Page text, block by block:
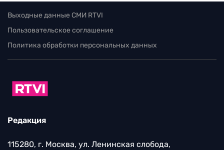
Выходные данные СМИ RTVI
Пользовательское соглашение
Политика обработки персональных данных
Редакция
115280, г. Москва, ул. Ленинская слобода,